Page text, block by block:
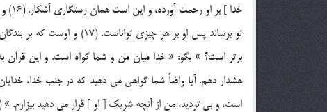
خدا
برتر است؟ » بگو: « خدا ميان من و شما گواه است. و اين
هشدار دهم. آيا واقعاً شما گواهي مي دهيد که در جنب خدا،